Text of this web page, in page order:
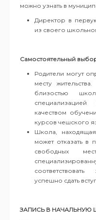
можно узнать в
Директор в
из своего
Самостоятельный
Родители могут
месту
близостью
качеством
курсов чешского
Школа,
может отказать в
свободных
успешно сдать
ЗАПИСЬ В НАЧАЛЬНУЮ